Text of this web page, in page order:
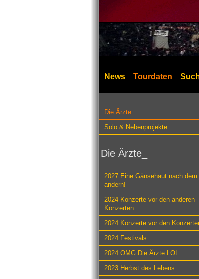
News Tourdaten
Die Ärzte
Solo & Nebenprojekte
Die Ärzte_
2027 Eine Gänsehaut nach dem
andern!
2024 Konzerte vor den anderen
Konzerten
2024 Konzerte vor den
2024 Festivals
2024 OMG Die Ärzte LOL
2023 Herbst des Lebens